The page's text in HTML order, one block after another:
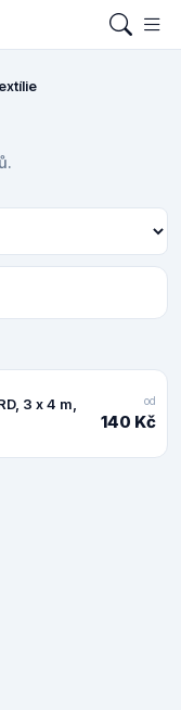
3 x 4 m,
od
140 Kč